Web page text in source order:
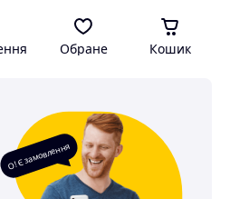
Обране Кошик
О! Є замовлення